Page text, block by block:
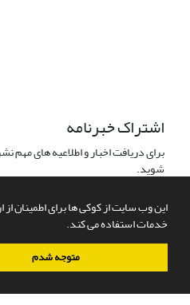
این وب سایت از کوکی ها برای اطمینان از
خدمات استفاده می کند.
متوجه شدم
اشتراک خبرنامه
برای دریافت اخبار و اطلاعیه های
شوید.
سامانه مدیریت نشریات علمی.طراحی و